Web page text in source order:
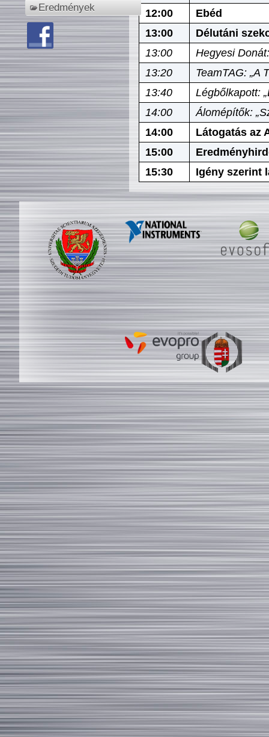
Eredmények
12:00
Ebéd
13:00
Délutáni
13:00
Hegyesi
13:20
TeamTAG: „A
13:40
Légbőlkapott:
14:00
Álomépítők:
14:00
Látogatás az
15:00
15:30
Igény szerint